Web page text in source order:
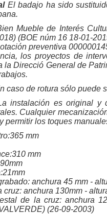
El badajo ha sido
Mueble de Interés
(BOE núm 16 18-01-
preventiva
los proyectos de
la Direcció General de
caso de rotura sólo puede
instalación es original y
Cualquier
permitir los toques
mm
mm
anchura 45 mm -
cruz: anchura 130mm -
de la cruz: anchura
(26-09-2003)